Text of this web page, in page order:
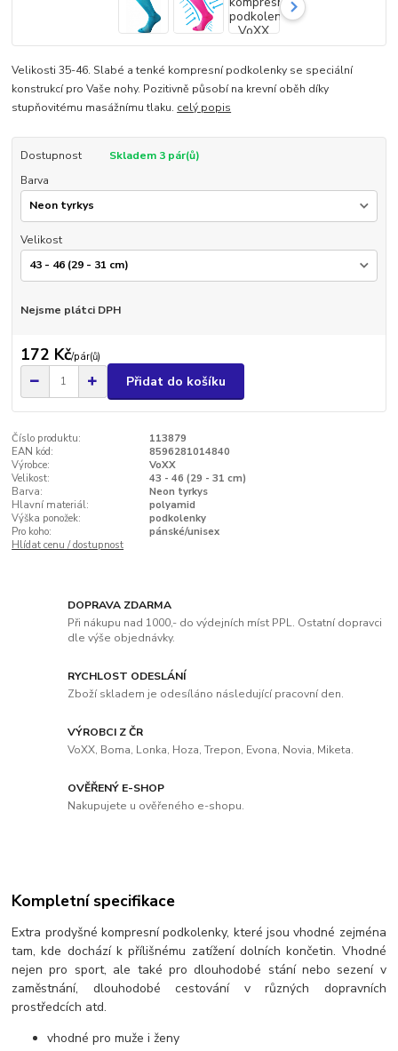
Velikosti 35-46. Slabé a tenké kompresní podkolenky se speciální
konstrukcí pro Vaše nohy. Pozitivně působí na krevní oběh díky
stupňovitému masážnímu tlaku. celý popis
Dostupnost
Skladem 3 pár(ů)
Barva
Velikost
Nejsme plátci DPH
172 Kč/pár(ů)
Přidat do košíku
Číslo produktu:
113879
EAN kód:
8596281014840
Výrobce:
VoXX
Velikost:
43 - 46 (29 - 31 cm)
Barva:
Neon tyrkys
Hlavní materiál:
polyamid
Výška ponožek:
podkolenky
Pro koho:
pánské/unisex
Hlídat cenu / dostupnost
DOPRAVA ZDARMA
Při nákupu nad 1000,- do výdejních míst PPL. Ostatní dopravci
dle výše objednávky.
RYCHLOST ODESLÁNÍ
Zboží skladem je odesíláno následující pracovní den.
VÝROBCI Z ČR
VoXX, Boma, Lonka, Hoza, Trepon, Evona, Novia, Miketa.
OVĚŘENÝ E-SHOP
Nakupujete u ověřeného e-shopu.
Kompletní specifikace
Extra prodyšné kompresní podkolenky, které jsou vhodné zejména
tam, kde dochází k přílišnému zatížení dolních končetin. Vhodné
nejen pro sport, ale také pro dlouhodobé stání nebo sezení v
zaměstnání, dlouhodobé cestování v různých dopravních
prostředcích atd.
vhodné pro muže i ženy